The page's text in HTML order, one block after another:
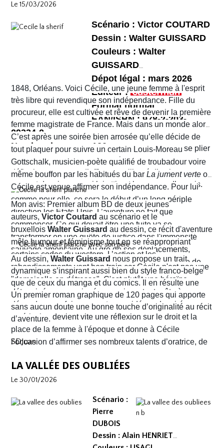
vont rapidement se découvrir as de la gâchette, surtout
Sophie. Un album, on peut le dire, surréaliste.
habitants !
Le 15/03/2026
Scénario : Victor COUTARD
Dessin : Walter GUISSARD
Couleurs : Walter
GUISSARD
Dépot légal : mars 2026
Editeur :
Format normal
EAN/ISBN : 978-2-203-
29334-2
Nombre de pages :120
1848, Orléans. Voici Cécile, une jeune femme à l'esprit
très libre qui revendique son indépendance. Fille du
procureur, elle est cultivée et rêve de devenir la première
femme magistrate de France. Mais dans un monde alors
très machiste, elle est confrontée à une institution
judiciaire exclusivement masculine. Refusant de se plier
aux conventions sociales de l'époque, elle ne cesse de
défier les normes et d’affirmer sa liberté d’action en
prenant des risques qui lui attirent beaucoup d’ennuis.
C’est après une soirée bien arrosée qu’elle décide de
tout plaquer pour suivre un certain Louis-Moreau
Gottschalk, musicien-poète qualifié de troubadour voire
même bouffon par les habitués du bar La jument verte où
Cécile est venue affirmer son indépendance. Pour lui
comme pour elle, ce sera le début d’un long périple
direction les États-Unis. L’aventure ne fait que
commencer. Ce qui devait être une fuite va se
transformer en une quête de justice dans l'immensité
sauvage américaine. Au gré de ses déplacements,
Cécile finira contre toute attente par troquer la robe de
juriste contre l'étoile de shérif…
Mon avis: Premier album BD de deux jeunes
auteurs, Victor Coutard au scénario et le
bruxellois Walter Guissard au dessin, ce récit d'aventure
mêle humour et féminisme tout en se réappropriant
certains codes du western. L’action et les
rebondissements vont bon train car Cécile n'est pas une
"demoiselle en détresse". C'est plutôt une héroïne
déterminée, un peu ingénue mais surtout prête à en
découdre pour faire respecter ses idéaux. La virée
américaine devient vite une réflexion sur le droit et la
place de la femme à l'époque et donne à Cécile
l’occasion d’affirmer ses nombreux talents d’oratrice, de
habile.
Au dessin, Walter Guissard nous propose un trait
dynamique s’inspirant aussi bien du style franco-belge
que de ceux du manga et du comics. Il en résulte une
narration visuelle hyper dynamique privilégiant le
mouvement et l'énergie, c'est le moins que l'on puisse
dire.
Un premier roman graphique de 120 pages qui apporte
sans aucun doute une bonne touche d’originalité au récit
d’aventure.
SDJuan
LA VALLÉE DES OUBLIÉES
Le 30/01/2026
Scénario :
Pierre
DUBOIS
Dessin : Alain HENRIET